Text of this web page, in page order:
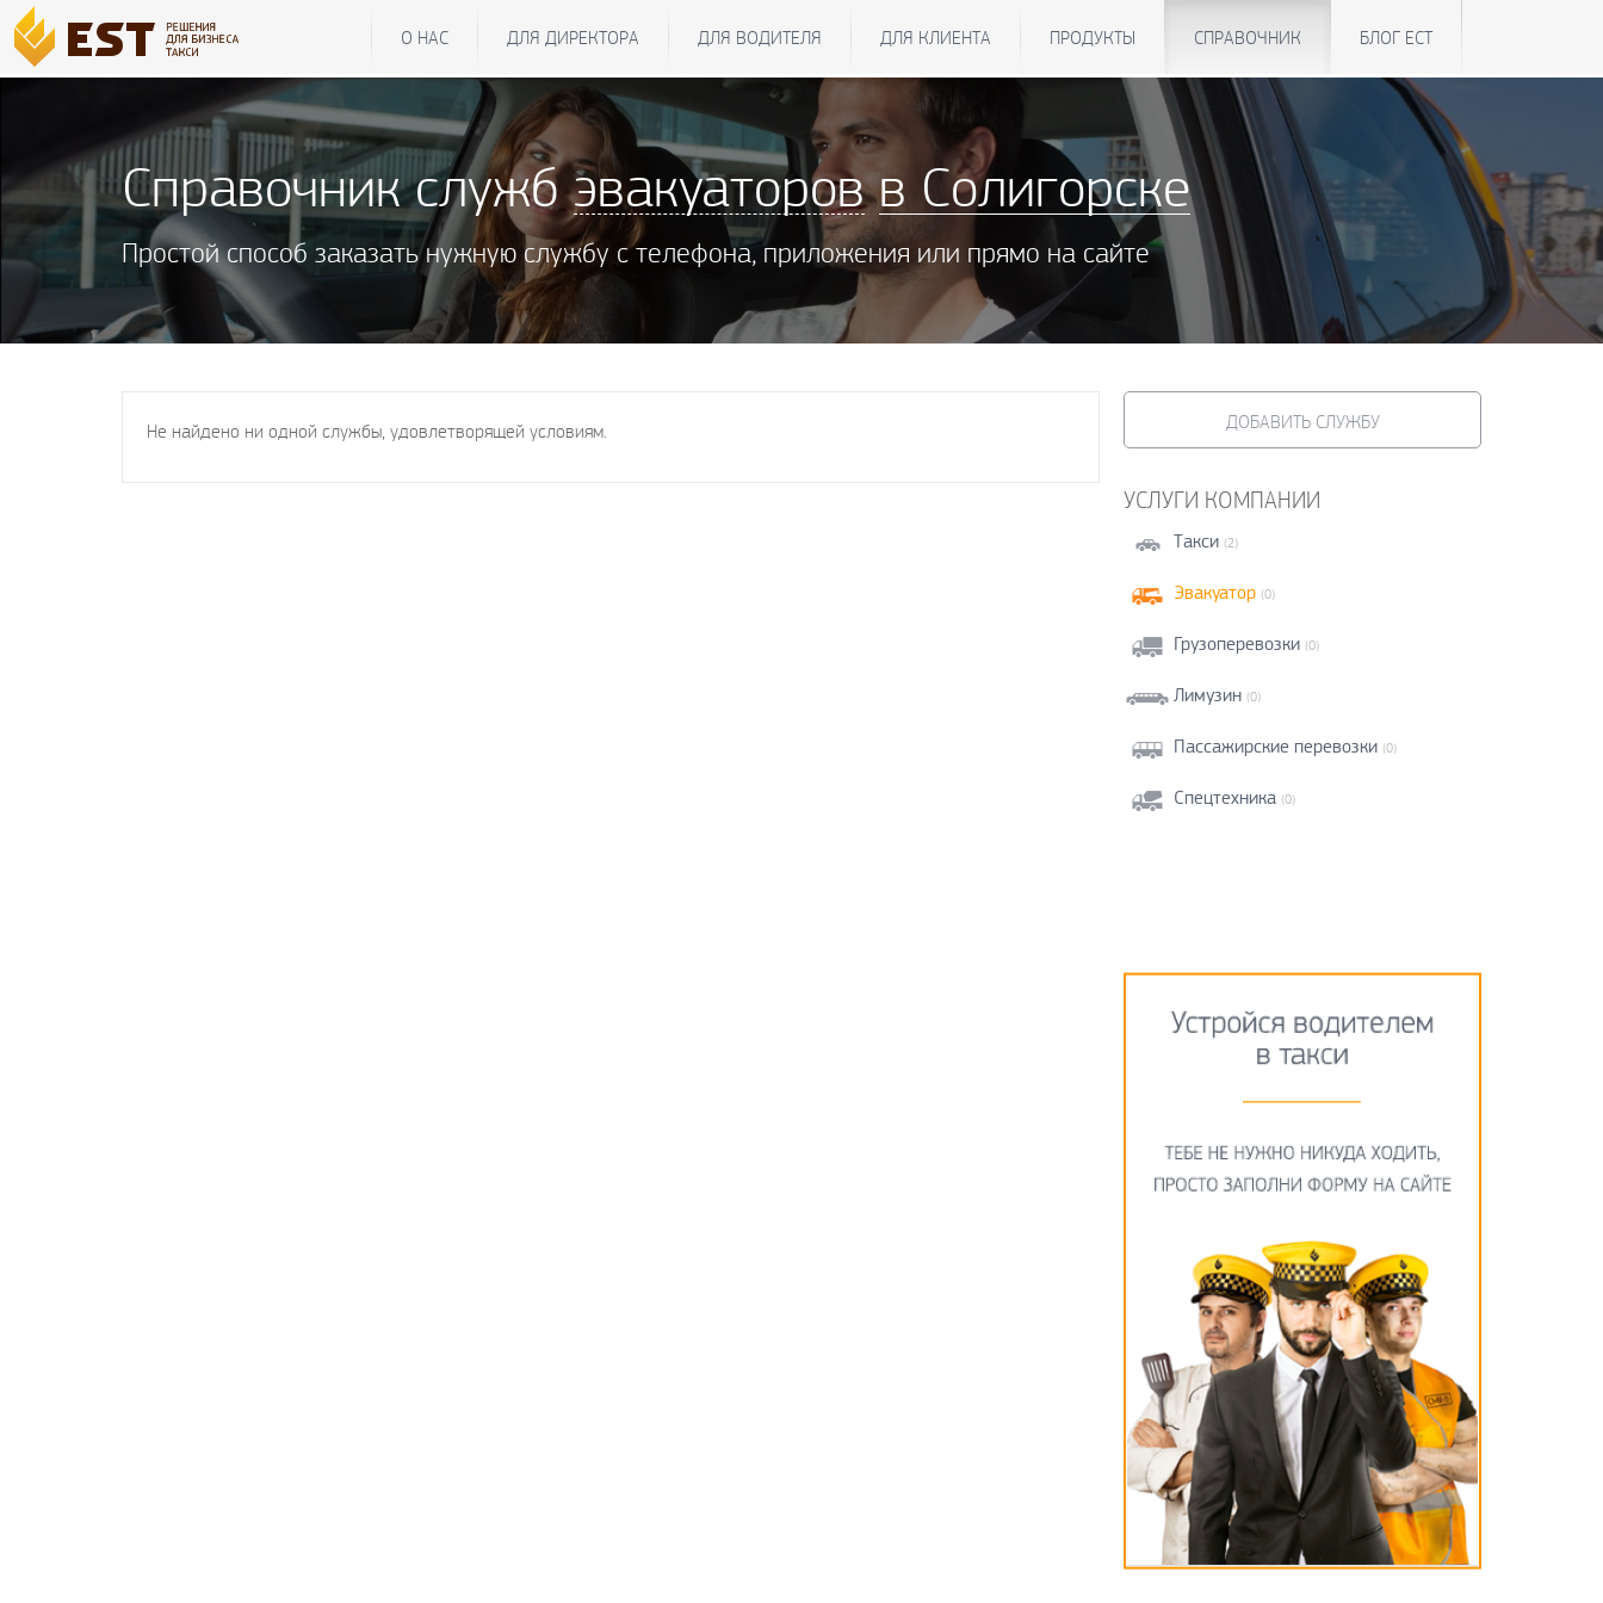
О НАС ДЛЯ ДИРЕКТОРА ДЛЯ ВОДИТЕЛЯ ДЛЯ КЛИЕНТА ПРОДУКТЫ СПРАВОЧНИК БЛОГ ЕСТ
Справочник службэвакуаторов в Солигорске
Простой способ заказать нужную службу с телефона, приложения или прямо на сайте
Не найдено ни одной службы, удовлетворящей условиям. ДОБАВИТЬ СЛУЖБУ
УСЛУГИ КОМПАНИИ
Такси (2)
Эвакуатор (0)
Грузоперевозки (0)
Лимузин (0)
Пассажирские перевозки (0)
Спецтехника (0)